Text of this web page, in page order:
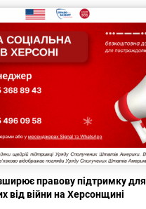
правову підтримку для
від війни на Херсонщині